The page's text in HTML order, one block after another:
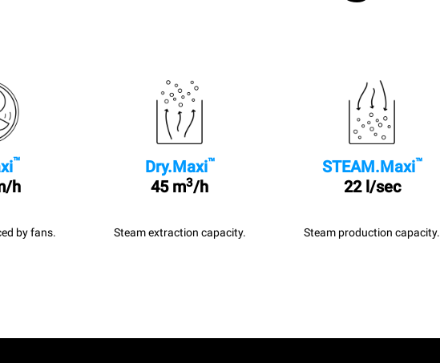
™
h
by fans.
Dry.Maxi™
45 m3/h
Steam extraction capacity.
STEAM.Maxi™
22 l/sec
Steam production capacity.